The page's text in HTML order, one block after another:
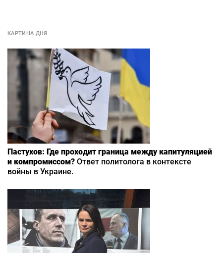
КАРТИНА ДНЯ
Пастухов: Где проходит граница между капитуляцией
и компромиссом? Ответ политолога в контексте
войны в Украине.